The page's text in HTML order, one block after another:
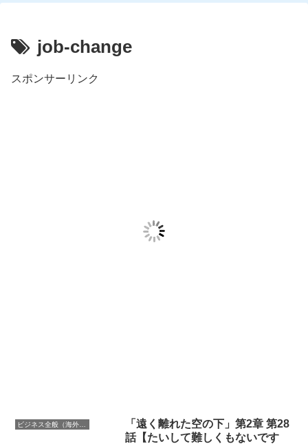
job-change
スポンサーリンク
「遠く離れた空の下」第2章 第28
話【たいして難しくもないです